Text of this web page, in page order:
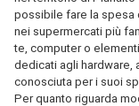
possibile fare la spesa
nei supermercati più
te, computer o
dedicati agli hardware,
conosciuta per i suoi
Per quanto riguarda